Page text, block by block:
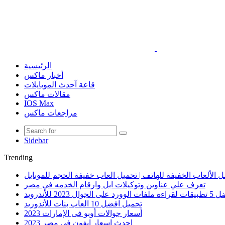
الرئيسية
أخبار ماكس
قاعة آحدث الموبايلات
مقالات ماكس
IOS Max
مراجعات ماكس
Sidebar
Trending
الألعاب الخفيفة للهاتف | تحميل العاب خفيفة الحجم للموبايل
تعرف علي عناوين وتوكيلات ابل وارقام الخدمه في مصر
على الجوال 2023 للأندرويد
تحميل افضل 10 العاب بنات للأندوريد
أسعار جوالات أوبو فى الإمارات 2023
احدث اسعار ايفون في مصر 2023